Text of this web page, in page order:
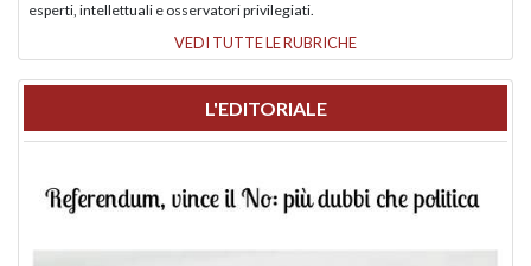
esperti, intellettuali e osservatori privilegiati.
VEDI TUTTE LE RUBRICHE
L'EDITORIALE